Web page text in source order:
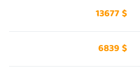
13677 $
6839 $